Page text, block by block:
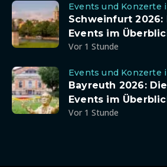
Events und Konzerte
Schweinfurt
Events im
Vor 1 Stunde
Events und Konzerte
Bayreuth 2026:
Events im
Vor 1 Stunde